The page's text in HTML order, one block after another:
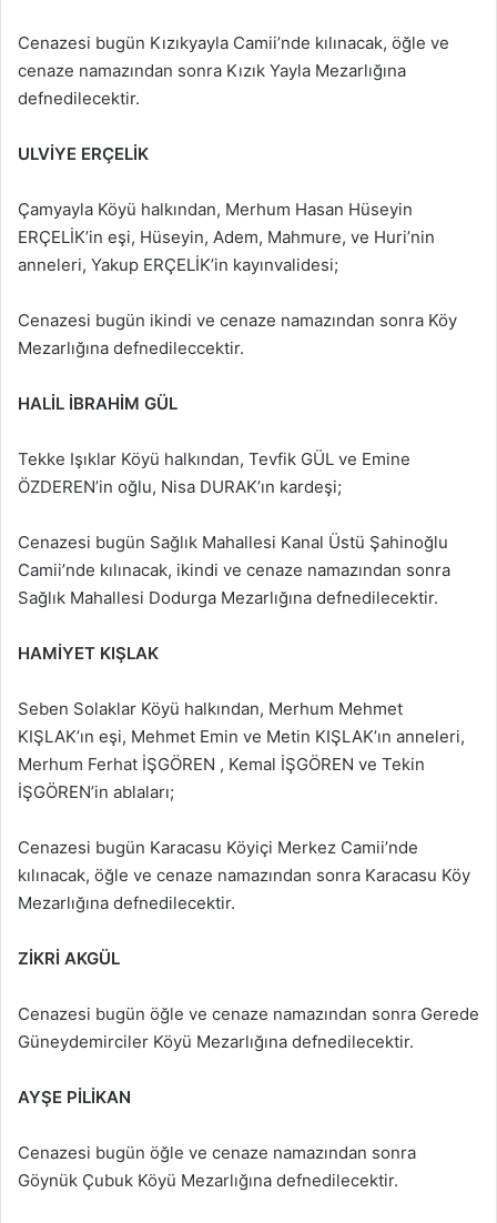
Cenazesi bugün Kızıkyayla Camii’nde kılınacak, öğle ve
cenaze namazından sonra Kızık Yayla Mezarlığına
defnedilecektir.
ULVİYE ERÇELİK
Çamyayla Köyü halkından, Merhum Hasan Hüseyin
ERÇELİK’in eşi, Hüseyin, Adem, Mahmure, ve Huri’nin
anneleri, Yakup ERÇELİK’in kayınvalidesi;
Cenazesi bugün ikindi ve cenaze namazından sonra Köy
Mezarlığına defnedileccektir.
HALİL İBRAHİM GÜL
Tekke Işıklar Köyü halkından, Tevfik GÜL ve Emine
ÖZDEREN’in oğlu, Nisa DURAK’ın kardeşi;
Cenazesi bugün Sağlık Mahallesi Kanal Üstü Şahinoğlu
Camii’nde kılınacak, ikindi ve cenaze namazından sonra
Sağlık Mahallesi Dodurga Mezarlığına defnedilecektir.
HAMİYET KIŞLAK
Seben Solaklar Köyü halkından, Merhum Mehmet
KIŞLAK’ın eşi, Mehmet Emin ve Metin KIŞLAK’ın anneleri,
Merhum Ferhat İŞGÖREN , Kemal İŞGÖREN ve Tekin
İŞGÖREN’in ablaları;
Cenazesi bugün Karacasu Köyiçi Merkez Camii’nde
kılınacak, öğle ve cenaze namazından sonra Karacasu Köy
Mezarlığına defnedilecektir.
ZİKRİ AKGÜL
Cenazesi bugün öğle ve cenaze namazından sonra Gerede
Güneydemirciler Köyü Mezarlığına defnedilecektir.
AYŞE PİLİKAN
Cenazesi bugün öğle ve cenaze namazından sonra
Göynük Çubuk Köyü Mezarlığına defnedilecektir.